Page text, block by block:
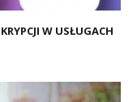
W USŁUGACH